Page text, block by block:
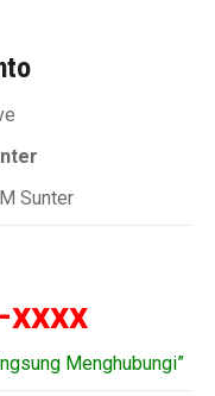
Sunter
xxxx
Menghubungi”